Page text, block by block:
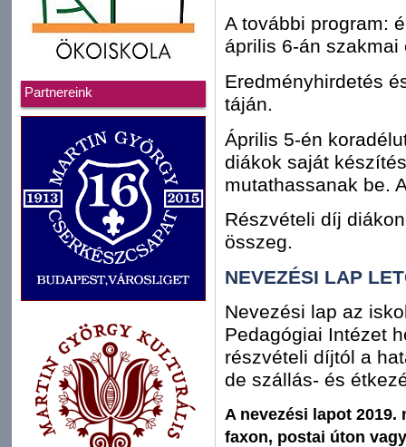
Partnereink
A további program:
április 6-án
Eredményhirdetés
táján.
Április 5-én
diákok saját
mutathassanak be.
Részvételi díj
összeg.
NEVEZÉSI LAP
Nevezési lap az
Pedagógiai Intézet
részvételi díjtól a
de szállás- és
A nevezési lapot
faxon, postai úton